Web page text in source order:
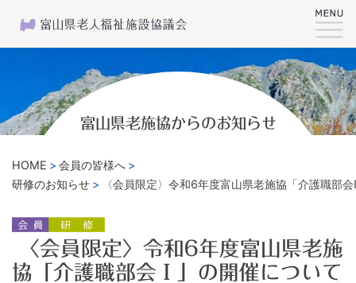
富山県老施協からのお知らせ
HOME
会員の皆様へ
研修のお知らせ
〈会員限定〉令和6年度富山県老施協「介護職部
〈会員限定〉令和6年度富山県老施
協「介護職部会Ⅰ」の開催について